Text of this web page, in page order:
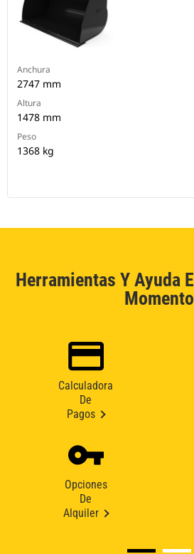
Anchura
2747 mm
Altura
1478 mm
Peso
1368 kg
Herramientas Y Ayuda
Momento
Calculadora
De
Pagos
Opciones
De
Alquiler